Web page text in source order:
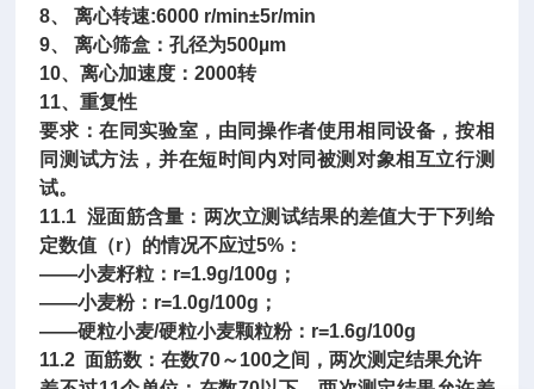
8、 离心转速:6000 r/min±5r/min
9、 离心筛盒：孔径为500µm
10、离心加速度：2000转
11、重复性
要求：在同实验室，由同操作者使用相同设备，按相
同测试方法，并在短时间内对同被测对象相互立行测
试。
11.1 湿面筋含量：两次立测试结果的差值大于下列给
定数值（r）的情况不应过5%：
——小麦籽粒：r=1.9g/100g；
——小麦粉：r=1.0g/100g；
——硬粒小麦/硬粒小麦颗粒粉：r=1.6g/100g
11.2 面筋数：在数70～100之间，两次测定结果允许